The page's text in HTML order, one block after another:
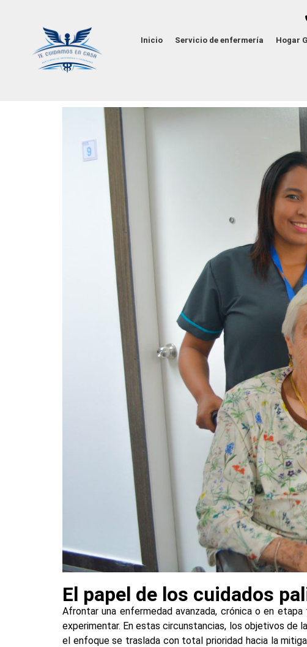
Inicio Servicio de enfermería Hogar
El papel de los cuidados
Afrontar una enfermedad avanzada, crónica o en
experimentar. En estas circunstancias, los objetivos de
el enfoque se traslada con total prioridad hacia la